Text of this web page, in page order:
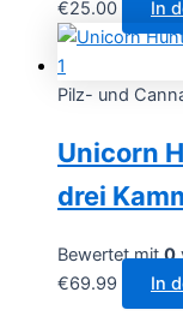
€25.00 In
Pilz- und
Unicorn
drei
Bewertet mit0
€69.99 In